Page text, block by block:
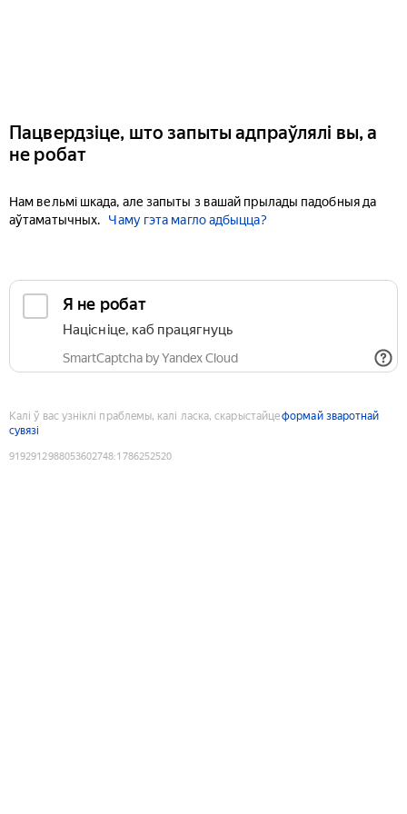
Пацвердзіце, што запыты адпраўлялі вы, а
не робат
Нам вельмі шкада, але запыты з вашай прылады падобныя да
аўтаматычных.
Чаму гэта магло адбыцца?
Я не робат
Націсніце, каб працягнуць
SmartCaptcha by Yandex Cloud
Калі ў вас узніклі праблемы, калі ласка, скарыстайцеформай зваротнай
сувязі
9192912988053602748:1786252520